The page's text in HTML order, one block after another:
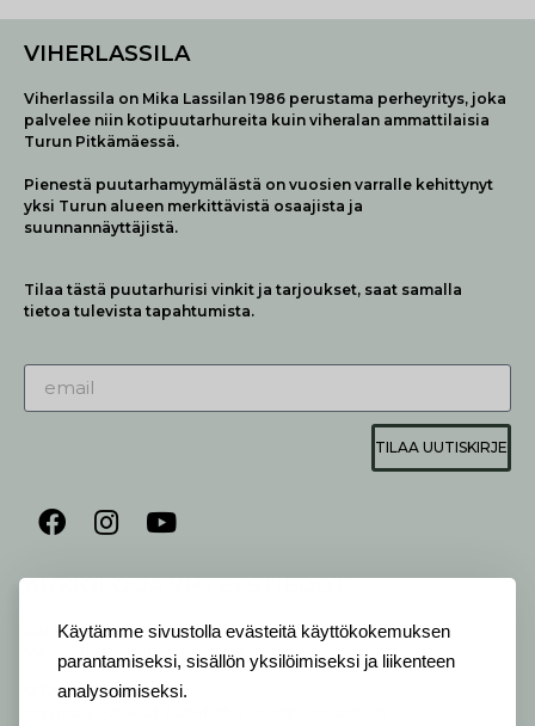
Käytämme sivustolla evästeitä käyttökokemuksen
parantamiseksi, sisällön yksilöimiseksi ja liikenteen
analysoimiseksi.
VIHERLASSILA
Viherlassila on Mika Lassilan 1986 perustama perheyritys, joka
palvelee niin kotipuutarhureita kuin viheralan ammattilaisia
Turun Pitkämäessä.
Pienestä puutarhamyymälästä on vuosien varralle kehittynyt
yksi Turun alueen merkittävistä osaajista ja
suunnannäyttäjistä.
Tilaa tästä puutarhurisi vinkit ja tarjoukset, saat samalla
tietoa tulevista tapahtumista.
TILAA UUTISKIRJE
AUKIOLO JA YHTEYSTIEDOT
ALVELEMME:
Ma-Pe 9-20 I La 10-18 I Su 10-17
OTA YHTEYTTÄ: